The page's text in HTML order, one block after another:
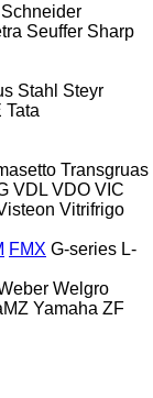
Schneider
Seuffer Sharp
Stahl Steyr
Tata
Transgruas
VDL VDO VIC
Vitrifrigo
FMX G-series L-
Welgro
Yamaha ZF